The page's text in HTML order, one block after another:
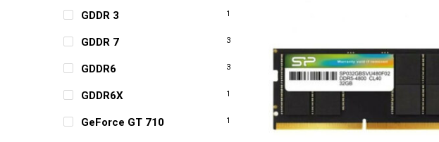
GDDR 3 1
GDDR 7 3
GDDR6 3
GDDR6X 1
GeForce GT 710 1